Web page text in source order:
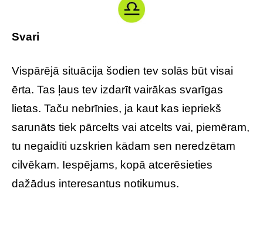
Svari
Vispārējā situācija šodien tev solās būt visai
ērta. Tas ļaus tev izdarīt vairākas svarīgas
lietas. Taču nebrīnies, ja kaut kas iepriekš
sarunāts tiek pārcelts vai atcelts vai, piemēram,
tu negaidīti uzskrien kādam sen neredzētam
cilvēkam. Iespējams, kopā atcerēsieties
dažādus interesantus notikumus.